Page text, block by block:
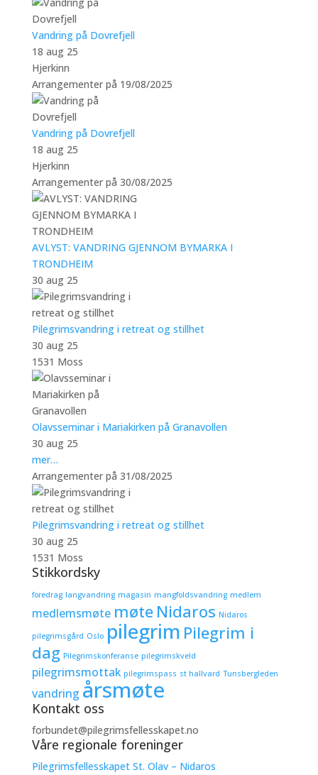
Vandring på Dovrefjell
18 aug 25
Hjerkinn
Arrangementer på 19/08/2025
Vandring på Dovrefjell
18 aug 25
Hjerkinn
Arrangementer på 30/08/2025
AVLYST: VANDRING GJENNOM BYMARKA I
TRONDHEIM
30 aug 25
Pilegrimsvandring i retreat og stillhet
30 aug 25
1531 Moss
Olavsseminar i Mariakirken på Granavollen
30 aug 25
mer…
Arrangementer på 31/08/2025
Pilegrimsvandring i retreat og stillhet
30 aug 25
1531 Moss
Stikkordsky
foredrag langvandring magasin mangfoldsvandring medlem
medlemsmøte møte Nidaros Nidaros
pilegrimsgård Oslo pilegrim Pilegrim i
dag Pilegrimskonferanse pilegrimskveld
pilegrimsmottak pilegrimspass st hallvard Tunsbergleden
vandring årsmøte
Kontakt oss
forbundet@pilegrimsfellesskapet.no
Våre regionale foreninger
Pilegrimsfellesskapet St. Olav – Nidaros